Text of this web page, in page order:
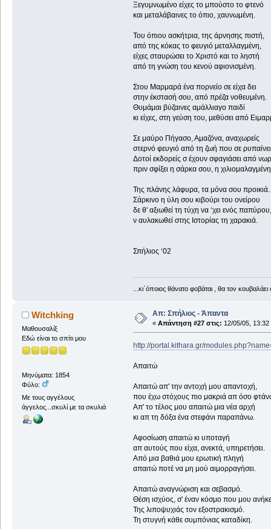
Ξεγυμνωμένο είχες το μπούστο το φτενό
και μεταλάβαινες το όπιο, χαυνωμένη.
Του όπιου ασκήτρια, της άρνησης πιστή,
από της κόκας το φευγιό μεταλλαγμένη,
είχες σταυρώσει το Χριστό και το ληστή
από τη γνώση του κενού αφιονισμένη.
Στου Μαρμαρά ένα πορνείο σε είχα δει
στην έκστασή σου, από πρέζα νοθευμένη.
Θυμάμαι βύζαινες αμάλλιαγο παιδί
κι είχες, στη γεύση του, μεθύσει από
Σε μαύρο Πήγασο, Αμαζόνα, αναχωρείς
στερνό φευγιό από τη ζωή που σε
Δοτοί εκδορείς σ έχουν σφαγιάσει από
πριν σφίξει η σάρκα σου, η
Της πλάνης λάφυρα, τα μόνα σου προικιά.
Σάρκινο η ύλη σου κιβούρι του ονείρου
δε θ' αξιωθεί τη τύχη να ‘χει ενός παπύρου,
ν αυλακωθεί στης Ιστορίας τη χαρακιά.
Σπήλιος ‘02
...κι΄όποιος θάνατο φοβάται , θα τον
Witchking
Μαθουσαλίξ
Εδώ είναι το σπίτι μου
Μηνύματα: 1854
Φύλο:
Με τους αγγέλους
άγγελος...σκυλί με τα σκυλιά
Απ: Σπήλιος - Άπαντα
« Απάντηση #27 στις: 12/05/05, 13:32
http://portal.kithara.gr/
Απαιτώ
Απαιτώ απ' την αντοχή μου απαντοχή,
που έχω στόχους πιο μακριά απ όσο
Απ' το τέλος μου απαιτώ μια νέα αρχή
κι απ τη δόξα ένα στεφάνι παραπάνω.
Αφοσίωση απαιτώ κι υποταγή
απ αυτούς που είχα, ανεκτά, υπηρετήσει.
Από μια βαθιά μου ερωτική πληγή
απαιτώ ποτέ να μη μού αιμορραγήσει.
Απαιτώ αναγνώριση και σεβασμό.
Θέση ισχύος, σ' έναν κόσμο που μου
Της λιποψυχιάς τον εξοστρακισμό.
Τη στυγνή κάθε συμπόνιας καταδίκη.